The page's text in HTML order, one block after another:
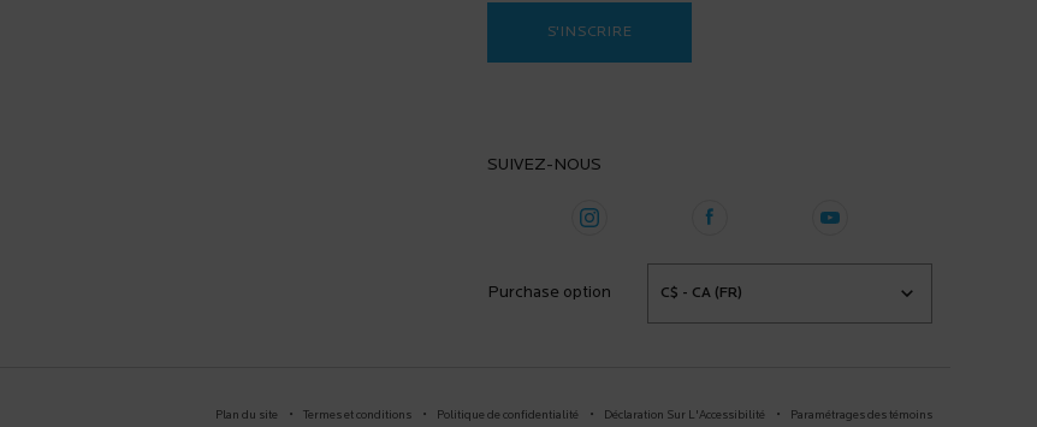
S'INSCRIRE
SUIVEZ-NOUS
Purchase option C$ - CA (FR)
Plan du site Termes et conditions Politique de confidentialité Déclaration Sur L'Accessibilité Paramétrages des témoins